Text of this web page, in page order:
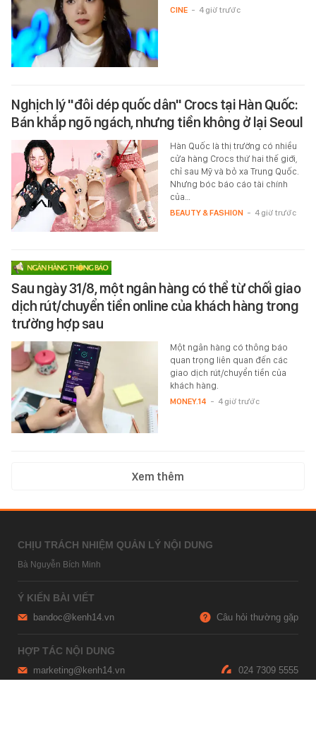
CINE - 4 giờ trước
Nghịch lý "đôi dép quốc dân" Crocs tại Hàn Quốc:
Bán khắp ngõ ngách, nhưng tiền không ở lại Seoul
Hàn Quốc là thị trường có nhiều
cửa hàng Crocs thứ hai thế giới,
chỉ sau Mỹ và bỏ xa Trung Quốc.
Nhưng bóc báo cáo tài chính
của…
BEAUTY & FASHION - 4 giờ trước
Sau ngày 31/8, một ngân hàng có thể từ chối giao
dịch rút/chuyển tiền online của khách hàng trong
trường hợp sau
Một ngân hàng có thông báo
quan trọng liên quan đến các
giao dịch rút/chuyển tiền của
khách hàng.
MONEY.14 - 4 giờ trước
Xem thêm
CHỊU TRÁCH NHIỆM QUẢN LÝ NỘI DUNG
Bà Nguyễn Bích Minh
Ý KIẾN BÀI VIẾT
bandoc@kenh14.vn Câu hỏi thường gặp
HỢP TÁC NỘI DUNG
marketing@kenh14.vn 024 7309 5555